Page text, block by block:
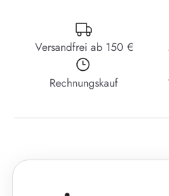
Versandfrei ab 150 €
Rechnungskauf